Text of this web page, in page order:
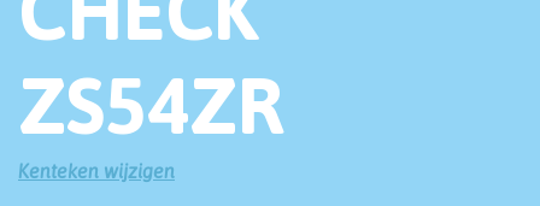
ZS54ZR
Kenteken wijzigen